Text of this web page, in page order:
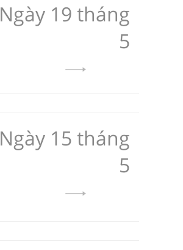
Ngày 19 tháng
5
Ngày 15 tháng
5